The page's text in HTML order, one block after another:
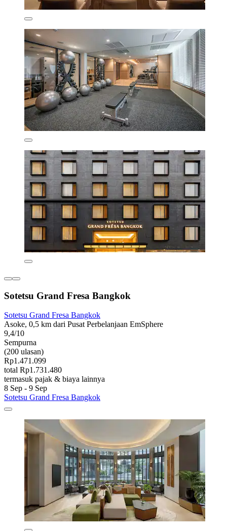
Sotetsu Grand Fresa Bangkok
Sotetsu Grand Fresa Bangkok
Asoke, 0,5 km dari Pusat Perbelanjaan EmSphere
9,4/10
Sempurna
(200 ulasan)
Rp1.471.099
total Rp1.731.480
termasuk pajak & biaya lainnya
8 Sep - 9 Sep
Sotetsu Grand Fresa Bangkok